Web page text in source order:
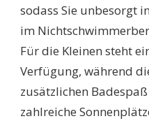
sodass Sie unbesorgt
im
Für die Kleinen steht
Verfügung, während
zusätzlichen
zahlreiche